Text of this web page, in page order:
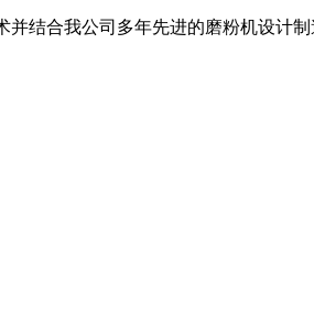
结合我公司多年先进的磨粉机设计